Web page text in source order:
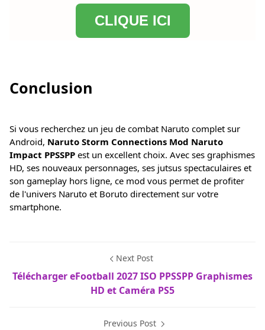
CLIQUE ICI
Conclusion
Si vous recherchez un jeu de combat Naruto complet sur
Android, Naruto Storm Connections Mod Naruto
Impact PPSSPP est un excellent choix. Avec ses graphismes
HD, ses nouveaux personnages, ses jutsus spectaculaires et
son gameplay hors ligne, ce mod vous permet de profiter
de l'univers Naruto et Boruto directement sur votre
smartphone.
Next Post
Télécharger eFootball 2027 ISO PPSSPP Graphismes
HD et Caméra PS5
Previous Post